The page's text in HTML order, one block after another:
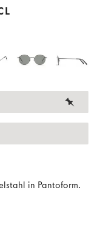
in Pantoform.